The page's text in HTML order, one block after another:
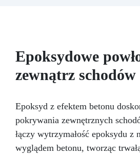
• wanny • armatura
podłogi • urządzenia AGD •
cement
pełnego barwienia – dowolny
potrzeb.
Odporna na
(z poliuretanowym
zarysowania).
Szybkie
Epoksydowe
zewnątrz schodów
Epoksyd z efektem betonu
pokrywania zewnętrznych
łączy wytrzymałość epoksydu z
wyglądem betonu, tworząc